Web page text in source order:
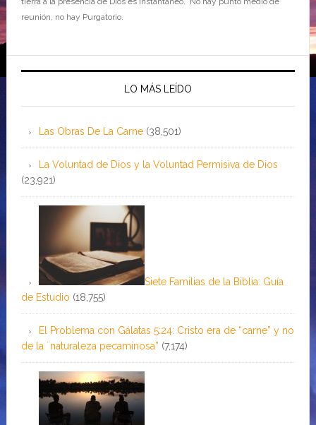
reunión, no hay Purgatorio.
LO MÁS LEÍDO
Las Obras De La Carne (38,501)
La Voluntad de Dios y la Voluntad Permisiva de Dios
(23,921)
Siete Familias de la Biblia: Guía
de Estudio (18,755)
El Problema con Gálatas 5:24: Cristo era de “carne” y no
de la ¨naturaleza pecaminosa” (7,174)